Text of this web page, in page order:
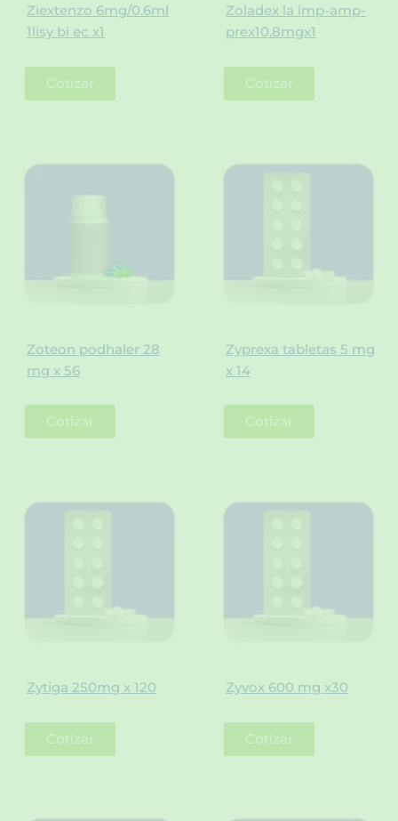
Ziextenzo 6mg/0.6ml
1lisy bi ec x1
Cotizar
Zoladex la imp-amp-
prex10.8mgx1
Cotizar
Zoteon podhaler 28
mg x 56
Cotizar
Zyprexa tabletas 5 mg
x 14
Cotizar
Zytiga 250mg x 120
Cotizar
Zyvox 600 mg x30
Cotizar